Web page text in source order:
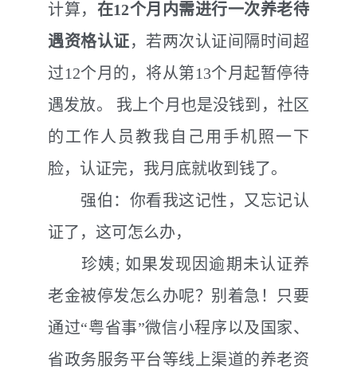
计算， 在12个月内需进行一次养老待
遇资格认证，若两次认证间隔时间超
过12个月的，将从第13个月起暂停待
遇发放。 我上个月也是没钱到，社区
的工作人员教我自己用手机照一下
脸，认证完，我月底就收到钱了。
强伯：你看我这记性，又忘记认
证了，这可怎么办，
珍姨; 如果发现因逾期未认证养
老金被停发怎么办呢？别着急！只要
通过“粤省事”微信小程序以及国家、
省政务服务平台等线上渠道的养老资